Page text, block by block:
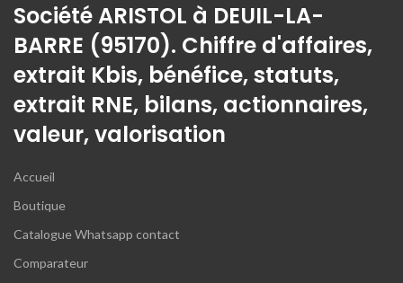
Société ARISTOL à DEUIL-LA-
BARRE (95170). Chiffre d'affaires,
extrait Kbis, bénéfice, statuts,
extrait RNE, bilans, actionnaires,
valeur, valorisation
Accueil
Boutique
Catalogue Whatsapp contact
Comparateur